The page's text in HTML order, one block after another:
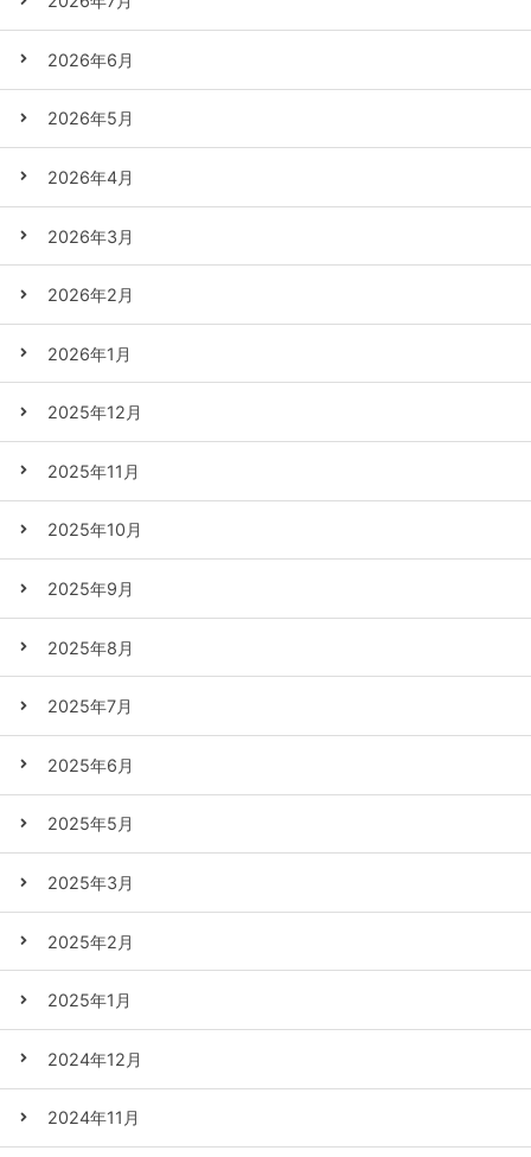
2026年6月
2026年5月
2026年4月
2026年3月
2026年2月
2026年1月
2025年12月
2025年11月
2025年10月
2025年9月
2025年8月
2025年7月
2025年6月
2025年5月
2025年3月
2025年2月
2025年1月
2024年12月
2024年11月